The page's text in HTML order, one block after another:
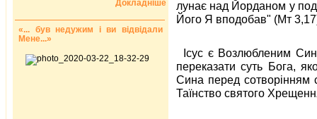
лунає над Йорданом у
Його Я вподобав" (Мт
Ісус є Возлюбленим
переказати суть Бога,
Сина перед сотворінням
Таїнство святого
Докладніше
«... був недужим і ви відвідали
Мене...»